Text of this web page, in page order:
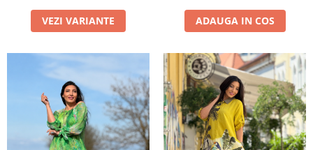
VEZI VARIANTE ADAUGA IN COS